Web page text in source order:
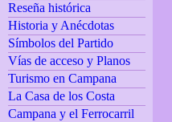
Reseña histórica
Historia y Anécdotas
Símbolos del Partido
Vías de acceso y Planos
Turismo en Campana
La Casa de los Costa
Campana y el Ferrocarril